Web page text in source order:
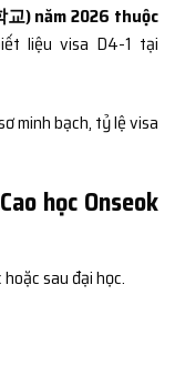
) năm 2026 thuộc
liệu visa D4-1 tại
minh bạch, tỷ lệ visa
học Onseok
sau đại học.